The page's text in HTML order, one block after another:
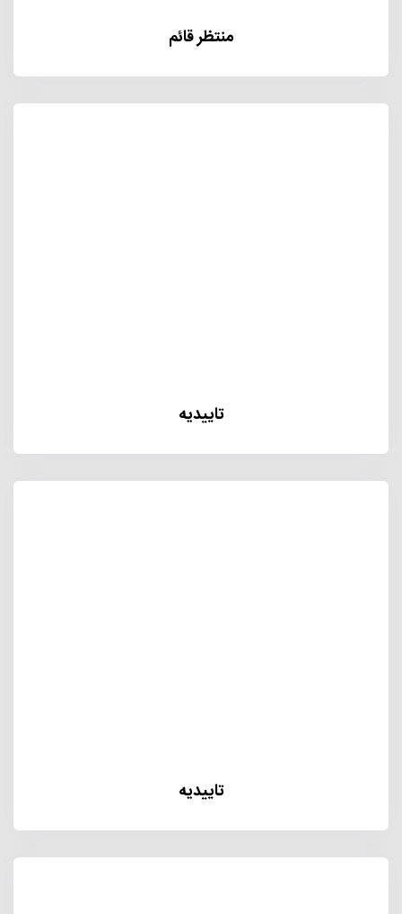
منتظر قائم
تاییدیه
تاییدیه